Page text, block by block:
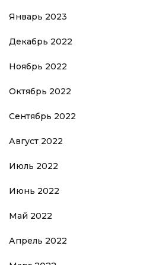
Январь 2023
Декабрь 2022
Ноябрь 2022
Октябрь 2022
Сентябрь 2022
Август 2022
Июль 2022
Июнь 2022
Май 2022
Апрель 2022